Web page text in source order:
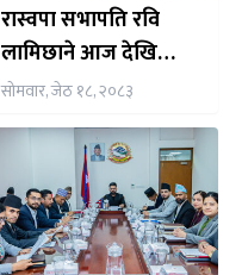
रास्वपा सभापति रवि
लामिछाने आज देखि
पाँचदिने भारत भ्रमणमा,
नेपाली समुदाय संग समेत
अन्तर्क्रिया गर्ने तय
सोमवार, जेठ १८, २०८३